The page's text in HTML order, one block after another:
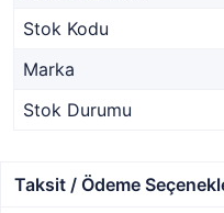
Stok Kodu
Marka
Stok Durumu
Taksit / Ödeme